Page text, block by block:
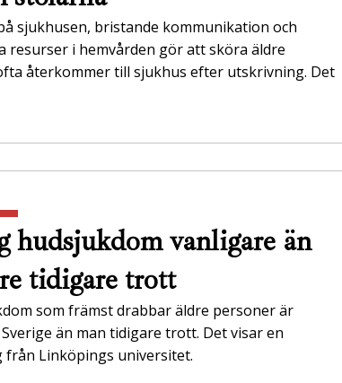
sjukhusen, bristande kommunikation och
resurser i hemvården gör att sköra äldre
återkommer till sjukhus efter utskrivning. Det
hudsjukdom vanligare än
tidigare trott
som främst drabbar äldre personer är
än man tidigare trott. Det visar en
från Linköpings universitet.